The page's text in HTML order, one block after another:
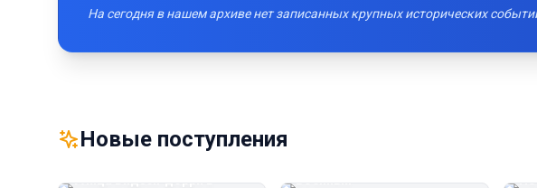
На сегодня в нашем архиве нет записанных крупных исторических
Новые поступления
Улица Бидзэн‑дорри в
Военный